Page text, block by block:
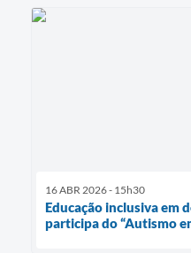
16 ABR 2026 - 15h30
Educação inclusiva em
participa do “Autismo